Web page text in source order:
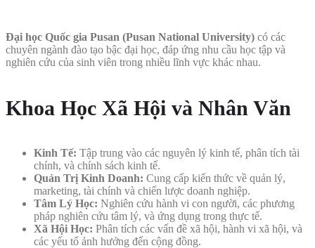
Đại học Quốc gia Pusan (Pusan National University) có các
chuyên ngành đào tạo bậc đại học, đáp ứng nhu cầu học tập và
nghiên cứu của sinh viên trong nhiều lĩnh vực khác nhau.
Khoa Học Xã Hội và Nhân Văn
Kinh Tế: Tập trung vào các nguyên lý kinh tế, phân tích tài
chính, và chính sách kinh tế.
Quản Trị Kinh Doanh: Cung cấp kiến thức về quản lý,
marketing, tài chính và chiến lược doanh nghiệp.
Tâm Lý Học: Nghiên cứu hành vi con người, các phương
pháp nghiên cứu tâm lý, và ứng dụng trong thực tế.
Xã Hội Học: Phân tích các vấn đề xã hội, hành vi xã hội, và
các yếu tố ảnh hưởng đến cộng đồng.